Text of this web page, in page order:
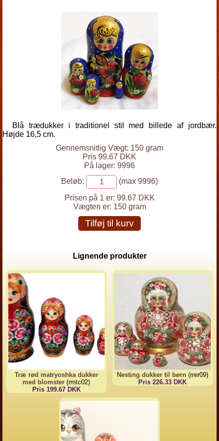
Blå trædukker i traditionel stil med billede af jordbær.
Højde 16,5 cm.
Gennemsnitlig Vægt: 150 gram
Pris 99.67 DKK
På lager: 9996
Beløb:
(max 9996)
Prisen på 1 er: 99.67 DKK
Vægten er: 150 gram
Tilføj til kurv
Lignende produkter
Træ rød matryoshka dukker
med blomster(rmtc02)
Pris 199.67 DKK
Nesting dukker til børn (rrer09)
Pris 226.33 DKK